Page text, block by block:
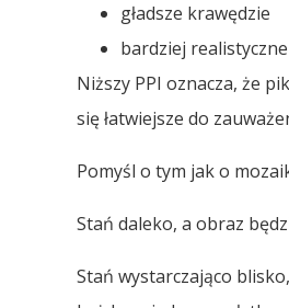
gładsze krawędzie
bardziej
Niższy PPI oznacza, że
się łatwiejsze do
Pomyśl o tym jak o
Stań daleko, a obraz
Stań wystarczająco